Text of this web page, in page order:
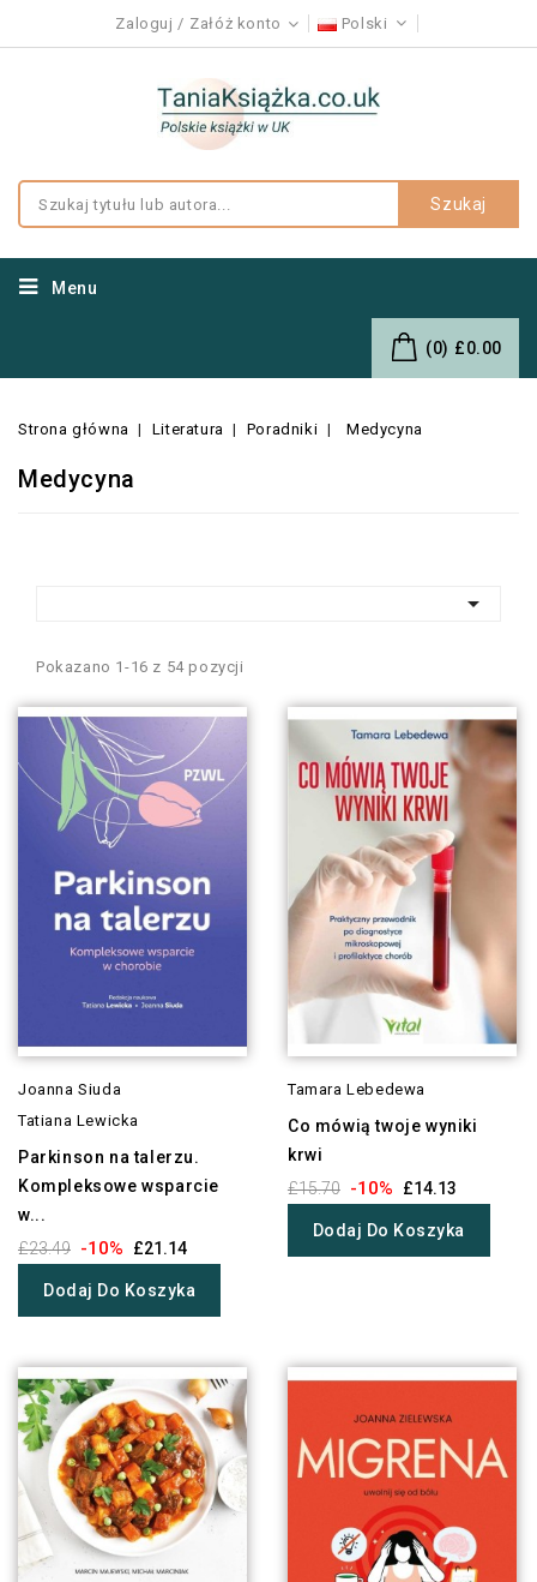
Zaloguj Załóż konto Polski
Szukaj
Menu
(0) £0.00
Strona główna Literatura Poradniki Medycyna
Medycyna

Pokazano 1-16 z 54 pozycji
Joanna Siuda
Tatiana Lewicka
Parkinson na talerzu.
Kompleksowe wsparcie
w...
£23.49 -10% £21.14
Dodaj Do Koszyka
Tamara Lebedewa
Co mówią twoje wyniki
krwi
£15.70 -10% £14.13
Dodaj Do Koszyka